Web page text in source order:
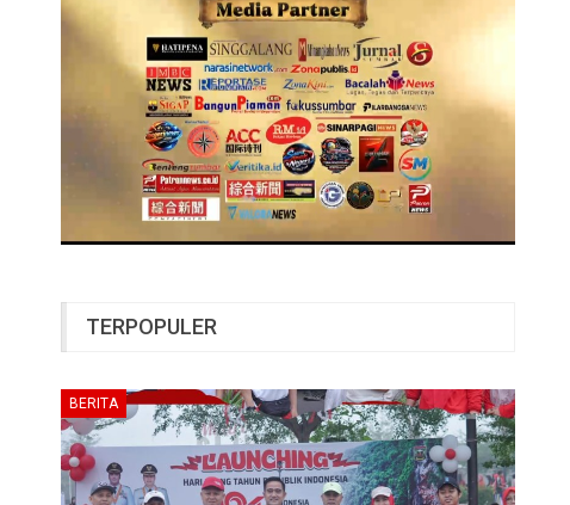
TERPOPULER
BERITA